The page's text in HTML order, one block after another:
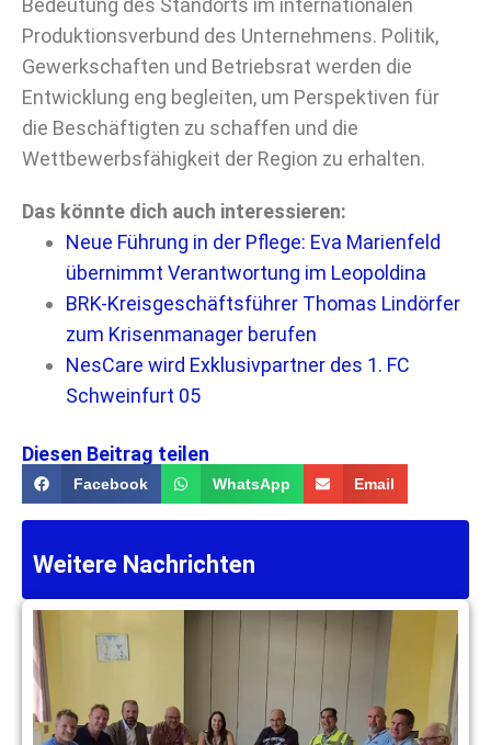
Bedeutung des Standorts im internationalen
Produktionsverbund des Unternehmens. Politik,
Gewerkschaften und Betriebsrat werden die
Entwicklung eng begleiten, um Perspektiven für
die Beschäftigten zu schaffen und die
Wettbewerbsfähigkeit der Region zu erhalten.
Das könnte dich auch interessieren:
Neue Führung in der Pflege: Eva Marienfeld
übernimmt Verantwortung im Leopoldina
BRK-Kreisgeschäftsführer Thomas Lindörfer
zum Krisenmanager berufen
NesCare wird Exklusivpartner des 1. FC
Schweinfurt 05
Diesen Beitrag teilen
Facebook WhatsApp Email
Weitere Nachrichten